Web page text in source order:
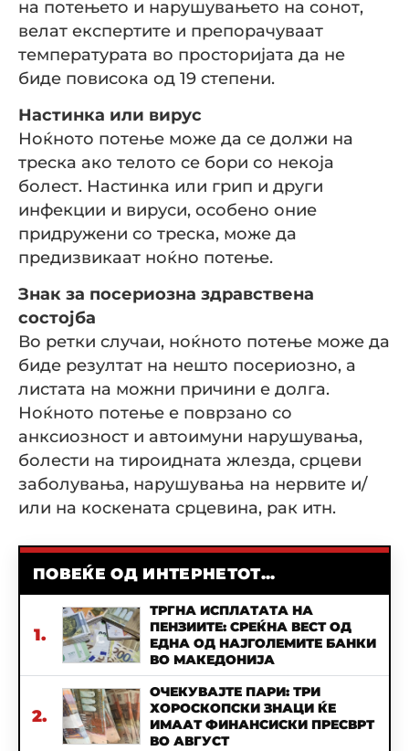
на потењето и нарушувањето на сонот,
велат експертите и препорачуваат
температурата во просторијата да не
биде повисока од 19 степени.
Настинка или вирус
Ноќното потење може да се должи на
треска ако телото се бори со некоја
болест. Настинка или грип и други
инфекции и вируси, особено оние
придружени со треска, може да
предизвикаат ноќно потење.
Знак за посериозна здравствена
состојба
Во ретки случаи, ноќното потење може да
биде резултат на нешто посериозно, а
листата на можни причини е долга.
Ноќното потење е поврзано со
анксиозност и автоимуни нарушувања,
болести на тироидната жлезда, срцеви
заболувања, нарушувања на нервите и/
или на коскената срцевина, рак итн.
ПОВЕЌЕ ОД ИНТЕРНЕТОТ...
1.
ТРГНА ИСПЛАТАТА НА
ПЕНЗИИТЕ: СРЕЌНА ВЕСТ ОД
ЕДНА ОД НАЈГОЛЕМИТЕ БАНКИ
ВО МАКЕДОНИЈА
2.
ОЧЕКУВАЈТЕ ПАРИ: ТРИ
ХОРОСКОПСКИ ЗНАЦИ ЌЕ
ИМААТ ФИНАНСИСКИ ПРЕСВРТ
ВО АВГУСТ